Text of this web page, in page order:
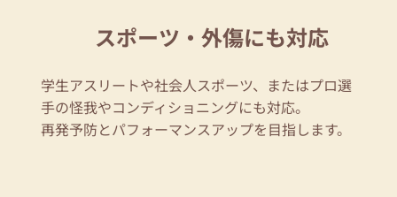
スポーツ・外傷にも対応
学生アスリートや社会人スポーツ、またはプロ選
手の怪我やコンディショニングにも対応。
再発予防とパフォーマンスアップを目指します。